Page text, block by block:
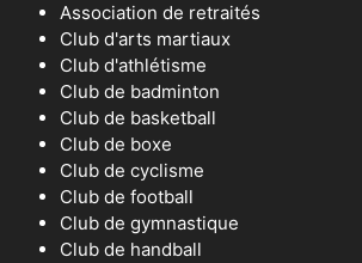
Association de retraités
Club d'arts martiaux
Club d'athlétisme
Club de badminton
Club de basketball
Club de boxe
Club de cyclisme
Club de football
Club de gymnastique
Club de handball